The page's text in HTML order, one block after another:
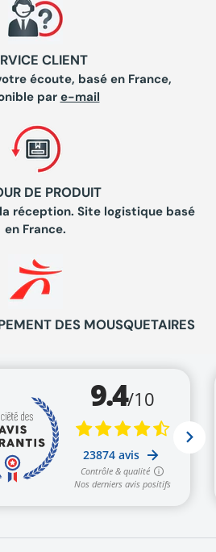
CLIENT
écoute, basé en France,
par e-mail
DE PRODUIT
réception. Site logistique basé
en France.
DES MOUSQUETAIRES